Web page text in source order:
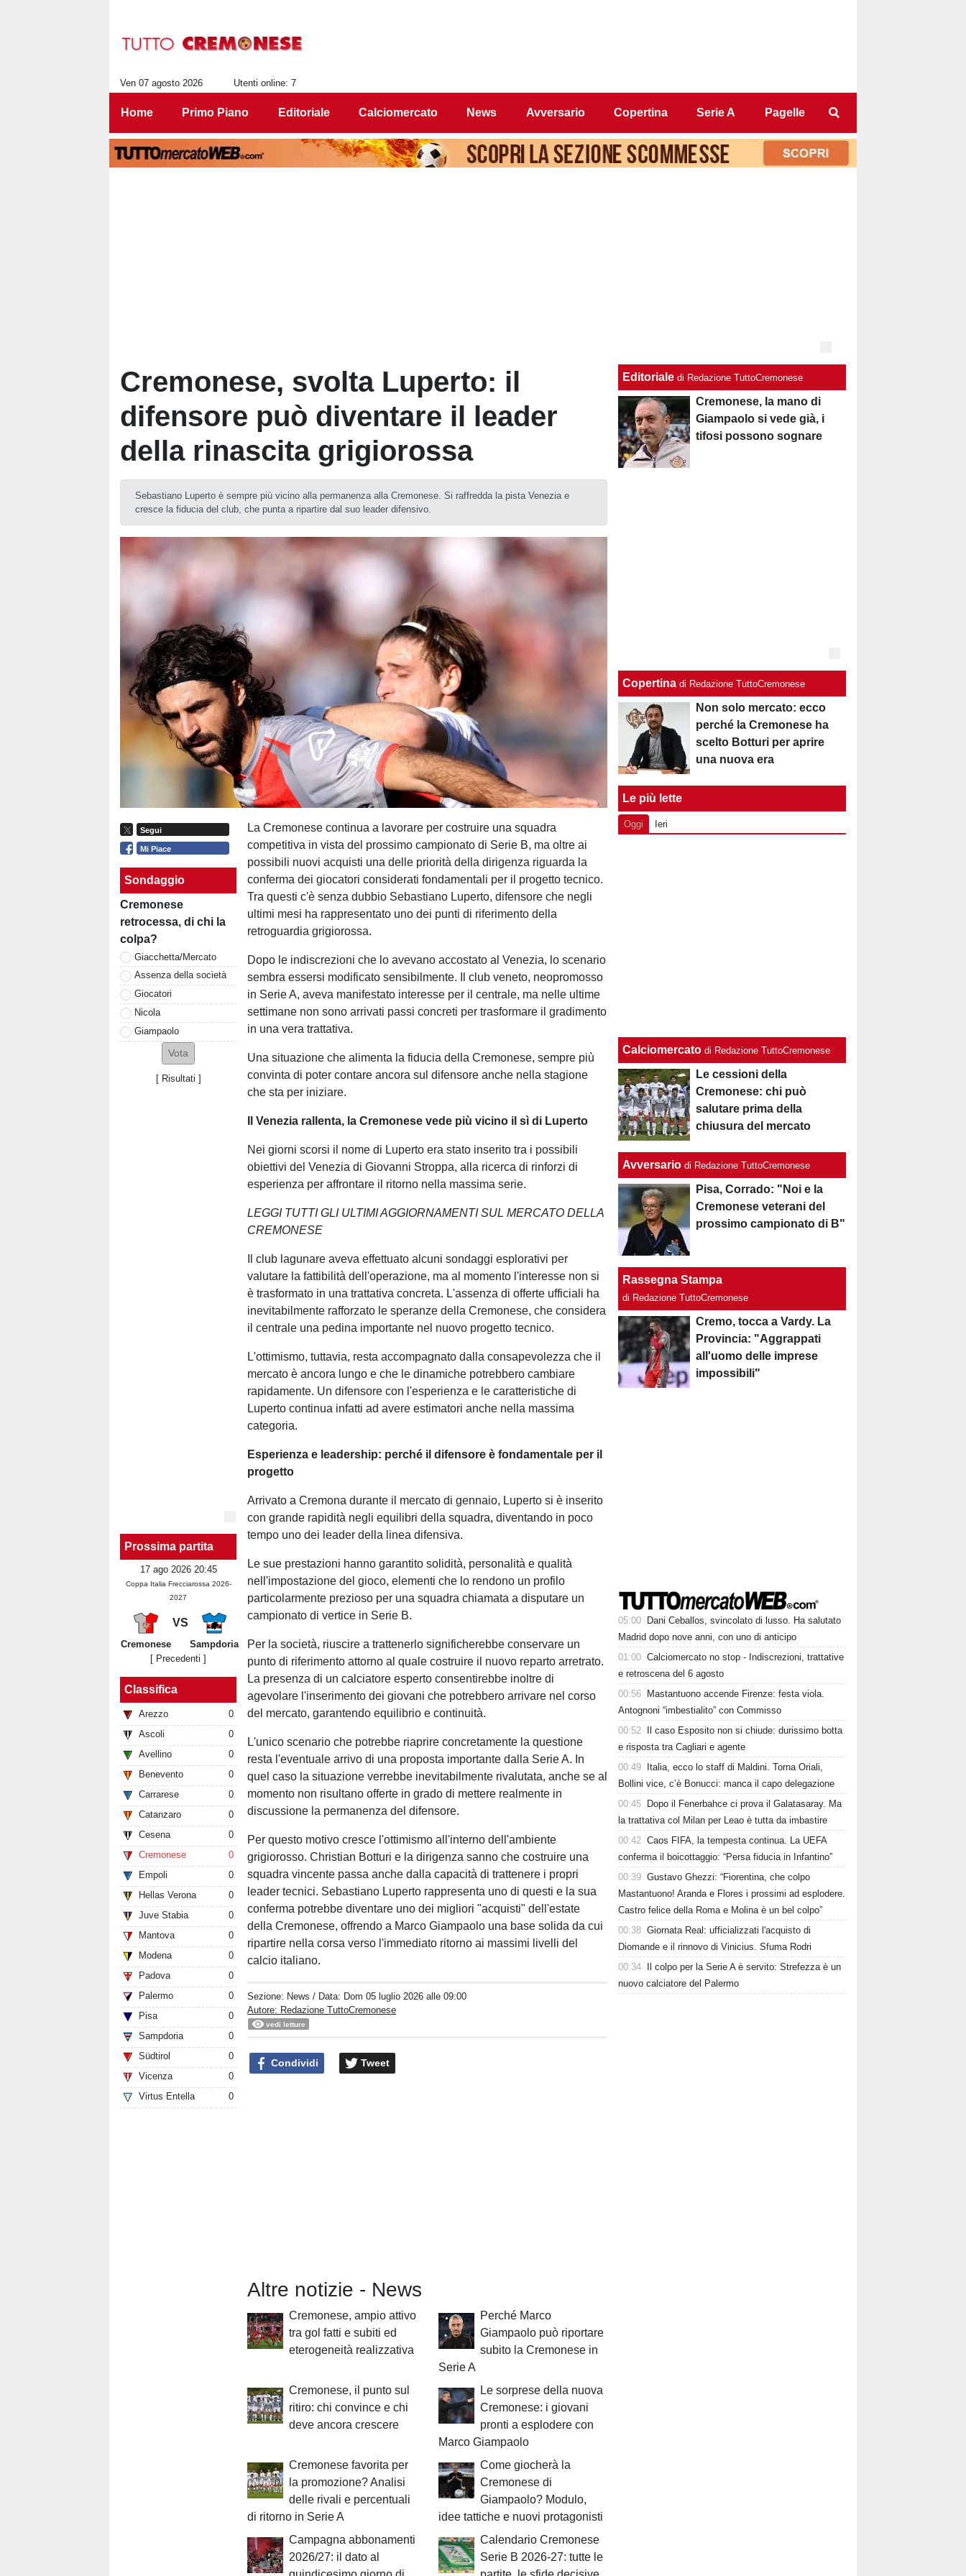
Ven 07 agosto 2026 Utenti online: 7
Home Primo Piano Editoriale Calciomercato News Avversario Copertina Serie A Pagelle
Cremonese, svolta Luperto: il
difensore può diventare il leader
della rinascita grigiorossa
Sebastiano Luperto è sempre più vicino alla permanenza alla Cremonese. Si raffredda la pista Venezia e
cresce la fiducia del club, che punta a ripartire dal suo leader difensivo.
Segui
Mi Piace
Sondaggio
Cremonese
retrocessa, di chi la
colpa?
Giacchetta/Mercato
Assenza della società
Giocatori
Nicola
Giampaolo
[ Risultati ]
Prossima partita
17 ago 2026 20:45
Coppa Italia Frecciarossa 2026-
2027
VS
Cremonese
Sampdoria
[ Precedenti ]
Classifica
Arezzo
0
Ascoli
0
Avellino
0
Benevento
0
Carrarese
0
Catanzaro
0
Cesena
0
Cremonese
0
Empoli
0
Hellas Verona
0
Juve Stabia
0
Mantova
0
Modena
0
Padova
0
Palermo
0
Pisa
0
Sampdoria
0
Südtirol
0
Vicenza
0
Virtus Entella
0
La Cremonese continua a lavorare per costruire una squadra
competitiva in vista del prossimo campionato di Serie B, ma oltre ai
possibili nuovi acquisti una delle priorità della dirigenza riguarda la
conferma dei giocatori considerati fondamentali per il progetto tecnico.
Tra questi c'è senza dubbio Sebastiano Luperto, difensore che negli
ultimi mesi ha rappresentato uno dei punti di riferimento della
retroguardia grigiorossa.
Dopo le indiscrezioni che lo avevano accostato al Venezia, lo scenario
sembra essersi modificato sensibilmente. Il club veneto, neopromosso
in Serie A, aveva manifestato interesse per il centrale, ma nelle ultime
settimane non sono arrivati passi concreti per trasformare il gradimento
in una vera trattativa.
Una situazione che alimenta la fiducia della Cremonese, sempre più
convinta di poter contare ancora sul difensore anche nella stagione
che sta per iniziare.
Il Venezia rallenta, la Cremonese vede più vicino il sì di Luperto
Nei giorni scorsi il nome di Luperto era stato inserito tra i possibili
obiettivi del Venezia di Giovanni Stroppa, alla ricerca di rinforzi di
esperienza per affrontare il ritorno nella massima serie.
LEGGI TUTTI GLI ULTIMI AGGIORNAMENTI SUL MERCATO DELLA
CREMONESE
Il club lagunare aveva effettuato alcuni sondaggi esplorativi per
valutare la fattibilità dell'operazione, ma al momento l'interesse non si
è trasformato in una trattativa concreta. L'assenza di offerte ufficiali ha
inevitabilmente rafforzato le speranze della Cremonese, che considera
il centrale una pedina importante nel nuovo progetto tecnico.
L'ottimismo, tuttavia, resta accompagnato dalla consapevolezza che il
mercato è ancora lungo e che le dinamiche potrebbero cambiare
rapidamente. Un difensore con l'esperienza e le caratteristiche di
Luperto continua infatti ad avere estimatori anche nella massima
categoria.
Esperienza e leadership: perché il difensore è fondamentale per il
progetto
Arrivato a Cremona durante il mercato di gennaio, Luperto si è inserito
con grande rapidità negli equilibri della squadra, diventando in poco
tempo uno dei leader della linea difensiva.
Le sue prestazioni hanno garantito solidità, personalità e qualità
nell'impostazione del gioco, elementi che lo rendono un profilo
particolarmente prezioso per una squadra chiamata a disputare un
campionato di vertice in Serie B.
Per la società, riuscire a trattenerlo significherebbe conservare un
punto di riferimento attorno al quale costruire il nuovo reparto arretrato.
La presenza di un calciatore esperto consentirebbe inoltre di
agevolare l'inserimento dei giovani che potrebbero arrivare nel corso
del mercato, garantendo equilibrio e continuità.
L'unico scenario che potrebbe riaprire concretamente la questione
resta l'eventuale arrivo di una proposta importante dalla Serie A. In
quel caso la situazione verrebbe inevitabilmente rivalutata, anche se al
momento non risultano offerte in grado di mettere realmente in
discussione la permanenza del difensore.
Per questo motivo cresce l'ottimismo all'interno dell'ambiente
grigiorosso. Christian Botturi e la dirigenza sanno che costruire una
squadra vincente passa anche dalla capacità di trattenere i propri
leader tecnici. Sebastiano Luperto rappresenta uno di questi e la sua
conferma potrebbe diventare uno dei migliori "acquisti" dell'estate
della Cremonese, offrendo a Marco Giampaolo una base solida da cui
ripartire nella corsa verso l'immediato ritorno ai massimi livelli del
calcio italiano.
Sezione: News / Data: Dom 05 luglio 2026 alle 09:00
Autore: Redazione TuttoCremonese
vedi letture
Condividi Tweet
Altre notizie - News
Cremonese, ampio attivo
tra gol fatti e subiti ed
eterogeneità realizzativa
Perché Marco
Giampaolo può riportare
subito la Cremonese in
Serie A
Cremonese, il punto sul
ritiro: chi convince e chi
deve ancora crescere
Le sorprese della nuova
Cremonese: i giovani
pronti a esplodere con
Marco Giampaolo
Cremonese favorita per
la promozione? Analisi
delle rivali e percentuali
di ritorno in Serie A
Come giocherà la
Cremonese di
Giampaolo? Modulo,
idee tattiche e nuovi protagonisti
Campagna abbonamenti
2026/27: il dato al
Calendario Cremonese
Serie B 2026-27: tutte le
Editoriale di Redazione TuttoCremonese
Cremonese, la mano di
Giampaolo si vede già, i
tifosi possono sognare
Copertina di Redazione TuttoCremonese
Non solo mercato: ecco
perché la Cremonese ha
scelto Botturi per aprire
una nuova era
Le più lette
Oggi Ieri
Calciomercato di Redazione TuttoCremonese
Le cessioni della
Cremonese: chi può
salutare prima della
chiusura del mercato
Avversario di Redazione TuttoCremonese
Pisa, Corrado: "Noi e la
Cremonese veterani del
prossimo campionato di B"
Rassegna Stampa
di Redazione TuttoCremonese
Cremo, tocca a Vardy. La
Provincia: "Aggrappati
all'uomo delle imprese
impossibili"
05:00
Dani Ceballos, svincolato di lusso. Ha salutato
Madrid dopo nove anni, con uno di anticipo
01:00 Calciomercato no stop - Indiscrezioni, trattative
e retroscena del 6 agosto
00:56
Mastantuono accende Firenze: festa viola.
Antognoni “imbestialito” con Commisso
00:52
Il caso Esposito non si chiude: durissimo botta
e risposta tra Cagliari e agente
00:49
Italia, ecco lo staff di Maldini. Torna Oriali,
Bollini vice, c’è Bonucci: manca il capo delegazione
00:45
Dopo il Fenerbahce ci prova il Galatasaray. Ma
la trattativa col Milan per Leao è tutta da imbastire
00:42 Caos FIFA, la tempesta continua. La UEFA
conferma il boicottaggio: “Persa fiducia in Infantino”
00:39 Gustavo Ghezzi: “Fiorentina, che colpo
Mastantuono! Aranda e Flores i prossimi ad esplodere.
Castro felice della Roma e Molina è un bel colpo”
00:38 Giornata Real: ufficializzati l'acquisto di
Diomande e il rinnovo di Vinicius. Sfuma Rodri
00:34
Il colpo per la Serie A è servito: Strefezza è un
nuovo calciatore del Palermo